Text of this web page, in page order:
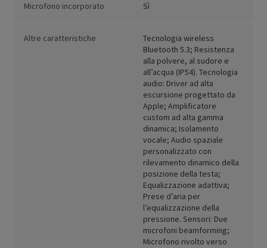
Microfono incorporato Sì
Altre caratteristiche
Tecnologia wireless
Bluetooth 5.3; Resistenza
alla polvere, al sudore e
all’acqua (IP54). Tecnologia
audio: Driver ad alta
escursione progettato da
Apple; Amplificatore
custom ad alta gamma
dinamica; Isolamento
vocale; Audio spaziale
personalizzato con
rilevamento dinamico della
posizione della testa;
Equalizzazione adattiva;
Prese d’aria per
l’equalizzazione della
pressione. Sensori: Due
microfoni beamforming;
Microfono rivolto verso